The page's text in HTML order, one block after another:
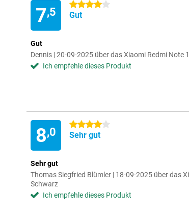
7,5
4 Sterne
Gut
Gut
Dennis | 20-09-2025 über das Xiaomi Redmi Note
Ich empfehle dieses Produkt
8,0
4 Sterne
Sehr gut
Sehr gut
Thomas Siegfried Blümler | 18-09-2025 über das
Schwarz
Ich empfehle dieses Produkt